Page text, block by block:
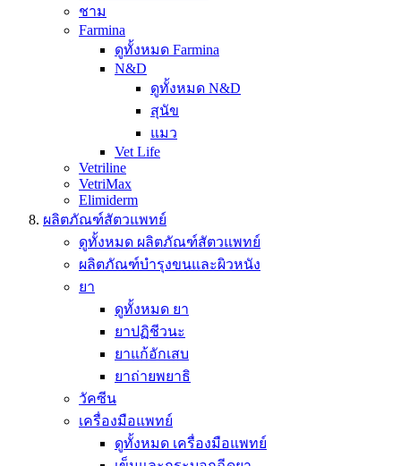
ชาม
Farmina
ดูทั้งหมด Farmina
N&D
ดูทั้งหมด N&D
สุนัข
แมว
Vet Life
Vetriline
VetriMax
Elimiderm
ผลิตภัณฑ์สัตวแพทย์
ดูทั้งหมด ผลิตภัณฑ์สัตวแพทย์
ผลิตภัณฑ์บำรุงขนและผิวหนัง
ยา
ดูทั้งหมด ยา
ยาปฏิชีวนะ
ยาแก้อักเสบ
ยาถ่ายพยาธิ
วัคซีน
เครื่องมือแพทย์
ดูทั้งหมด เครื่องมือแพทย์